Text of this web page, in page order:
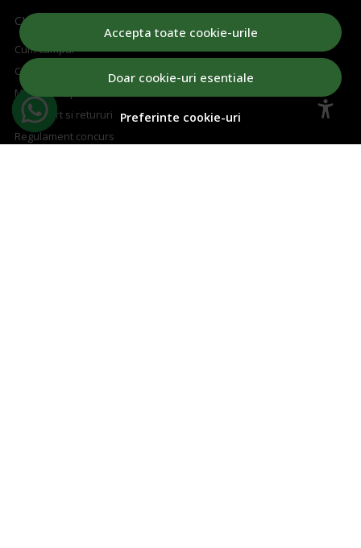
Accepta toate cookie-urile
Doar cookie-uri esentiale
Preferinte cookie-uri
CUM CUMPAR
Cum cumpar
Cosul meu
Metode de plata
Transport si retururi
Regulament concurs